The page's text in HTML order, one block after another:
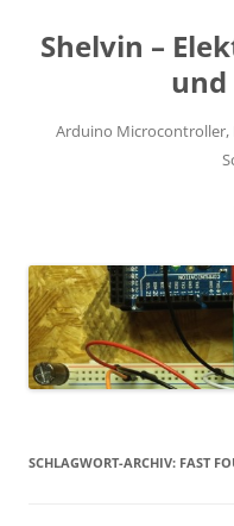
springen
Shelvin –
Arduino Microcontroller,
SCHLAGWORT-ARCHIV: FAST